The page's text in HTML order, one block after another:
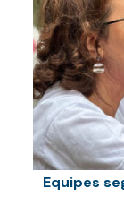
Equipes